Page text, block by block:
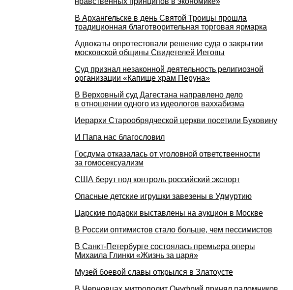
В Архангельске в день Святой Троицы прошла
традиционная благотворительная торговая ярмарка
Адвокаты опротестовали решение суда о закрытии
московской общины Свидетелей Иеговы
Суд признал незаконной деятельность религиозной
организации «Капище храм Перуна»
В Верховный суд Дагестана направлено дело
в отношении одного из идеологов ваххабизма
Иерархи Старообрядческой церкви посетили Буковину
И Папа нас благословил
Госдума отказалась от уголовной ответственности
за гомосексуализм
США берут под контроль российский экспорт
Опасные детские игрушки завезены в Удмуртию
Царские подарки выставлены на аукцион в Москве
В России оптимистов стало больше, чем пессимистов
В Санкт-Петербурге состоялась премьера оперы
Михаила Глинки «Жизнь за царя»
Музей боевой славы открылся в Златоусте